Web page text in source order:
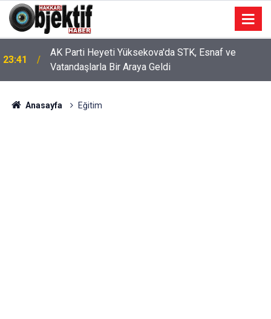
AK Parti Heyeti Yüksekova'da STK, Esnaf ve
Vatandaşlarla Bir Araya Geldi
23:37
AK Parti Hakkâri Teşkilatı Yüksekova’da Yoğun
Mesai Yaptı
Anasayfa Eğitim